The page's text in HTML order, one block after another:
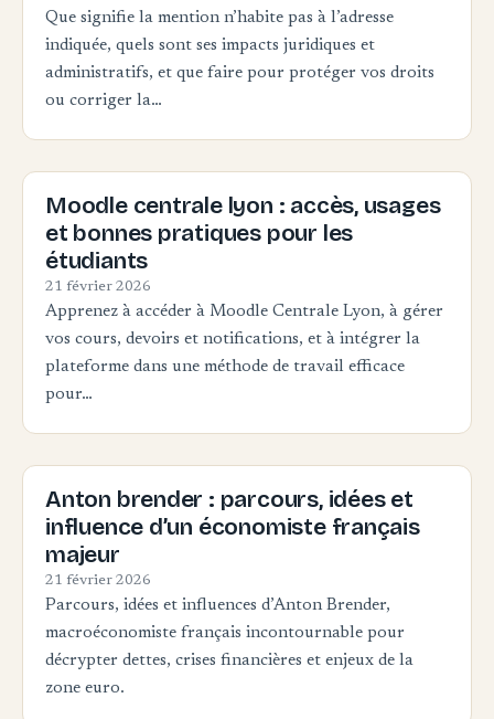
Que signifie la mention n’habite pas à l’adresse
indiquée, quels sont ses impacts juridiques et
administratifs, et que faire pour protéger vos droits
ou corriger la…
Moodle centrale lyon : accès, usages
et bonnes pratiques pour les
étudiants
21 février 2026
Apprenez à accéder à Moodle Centrale Lyon, à gérer
vos cours, devoirs et notifications, et à intégrer la
plateforme dans une méthode de travail efficace
pour…
Anton brender : parcours, idées et
influence d’un économiste français
majeur
21 février 2026
Parcours, idées et influences d’Anton Brender,
macroéconomiste français incontournable pour
décrypter dettes, crises financières et enjeux de la
zone euro.